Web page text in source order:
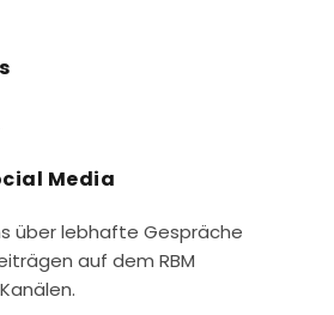
Media
über lebhafte Gespräche
auf dem RBM